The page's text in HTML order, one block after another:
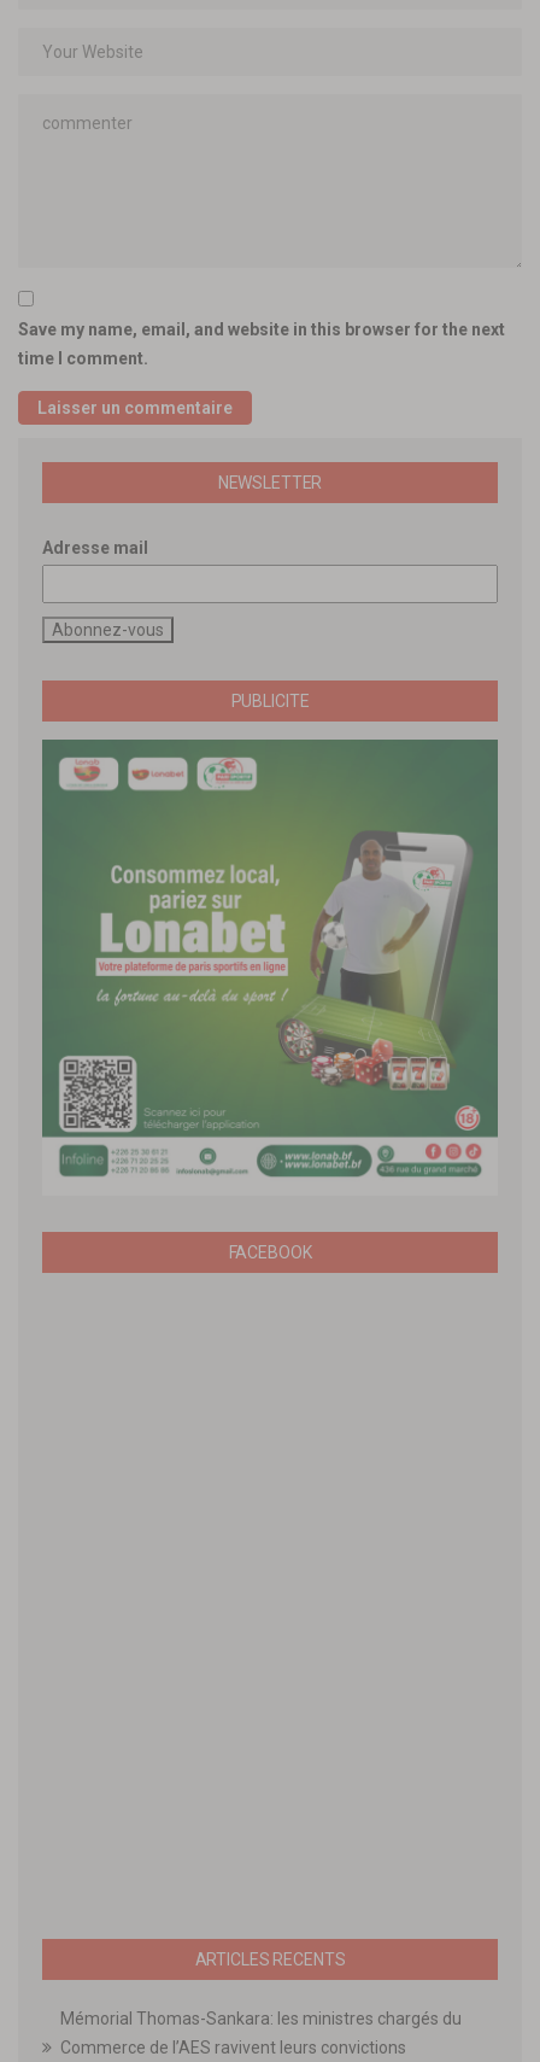
Save my name, email, and website in this browser for the next
time I comment.
NEWSLETTER
Adresse mail
PUBLICITE
FACEBOOK
ARTICLES RECENTS
Mémorial Thomas-Sankara: les ministres chargés du
Commerce de l’AES ravivent leurs convictions